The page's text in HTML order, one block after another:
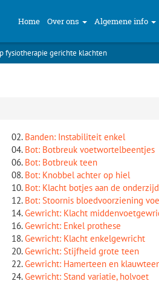
fysiotherapie gerichte klachten
Home Over ons Algemene info
Banden: Instabiliteit enkel
Bot: Botbreuk voetwortelbeentjes
Bot: Botbreuk teen
Bot: Knobbel achter op hiel
Bot: Klacht botjes aan de
Bot: Stoornis bloedvoorziening
Gewricht: Klacht
Gewricht: Enkel prothese
Gewricht: Klacht enkelgewricht
Gewricht: Stijfheid grote teen
Gewricht: Hamerteen en
Gewricht: Stand variatie, holvoet